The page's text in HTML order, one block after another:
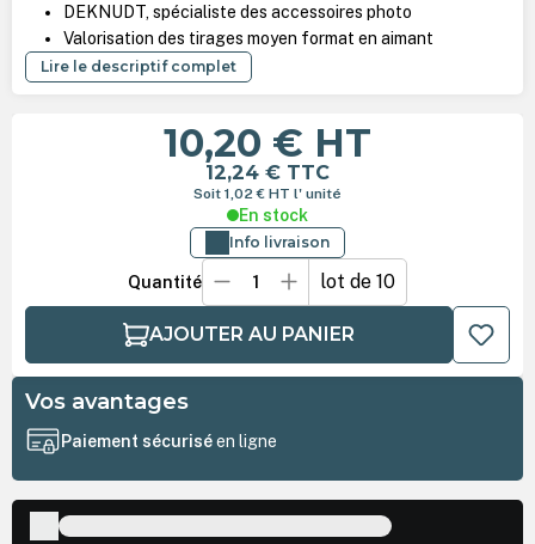
DEKNUDT, spécialiste des accessoires photo
Valorisation des tirages moyen format en aimant
Lire le descriptif complet
10,20 € HT
12,24 € TTC
Soit 1,02 € HT l' unité
En stock
Info livraison
Quantité lot de 10
AJOUTER AU PANIER
Vos avantages
Paiement sécuriséen ligne